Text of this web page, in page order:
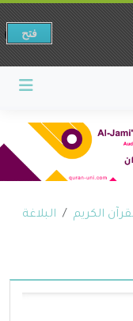
الكريم
البلاغة
فتح